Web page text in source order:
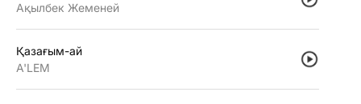
Ақылбек Жеменей
Қазағым-ай
A'LEM